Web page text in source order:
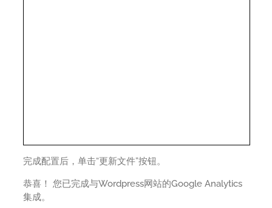
完成配置后，单击“更新文件”按钮。
恭喜！ 您已完成与Wordpress网站的Google Analytics
集成。